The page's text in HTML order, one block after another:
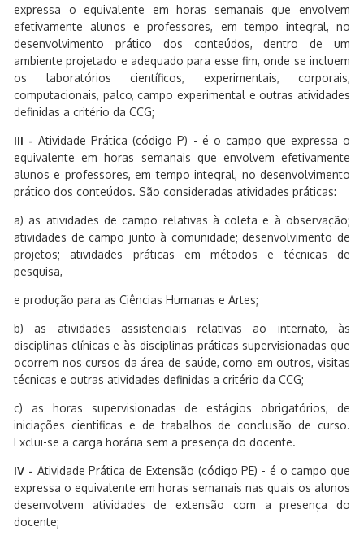
expressa o equivalente em horas semanais que envolvem
efetivamente alunos e professores, em tempo integral, no
desenvolvimento prático dos conteúdos, dentro de um
ambiente projetado e adequado para esse fim, onde se incluem
os laboratórios científicos, experimentais, corporais,
computacionais, palco, campo experimental e outras atividades
definidas a critério da CCG;
III -Atividade Prática (código P) - é o campo que expressa o
equivalente em horas semanais que envolvem efetivamente
alunos e professores, em tempo integral, no desenvolvimento
prático dos conteúdos. São consideradas atividades práticas:
a) as atividades de campo relativas à coleta e à observação;
atividades de campo junto à comunidade; desenvolvimento de
projetos; atividades práticas em métodos e técnicas de
pesquisa,
e produção para as Ciências Humanas e Artes;
b) as atividades assistenciais relativas ao internato, às
disciplinas clínicas e às disciplinas práticas supervisionadas que
ocorrem nos cursos da área de saúde, como em outros, visitas
técnicas e outras atividades definidas a critério da CCG;
c) as horas supervisionadas de estágios obrigatórios, de
iniciações cientificas e de trabalhos de conclusão de curso.
Exclui-se a carga horária sem a presença do docente.
IV - Atividade Prática de Extensão (código PE) - é o campo que
expressa o equivalente em horas semanais nas quais os alunos
desenvolvem atividades de extensão com a presença do
docente;